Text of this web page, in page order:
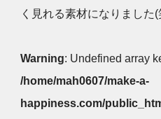
く見れる素材になりました(
Warning: Undefined array
/home/mah0607/make-a-
happiness.com/